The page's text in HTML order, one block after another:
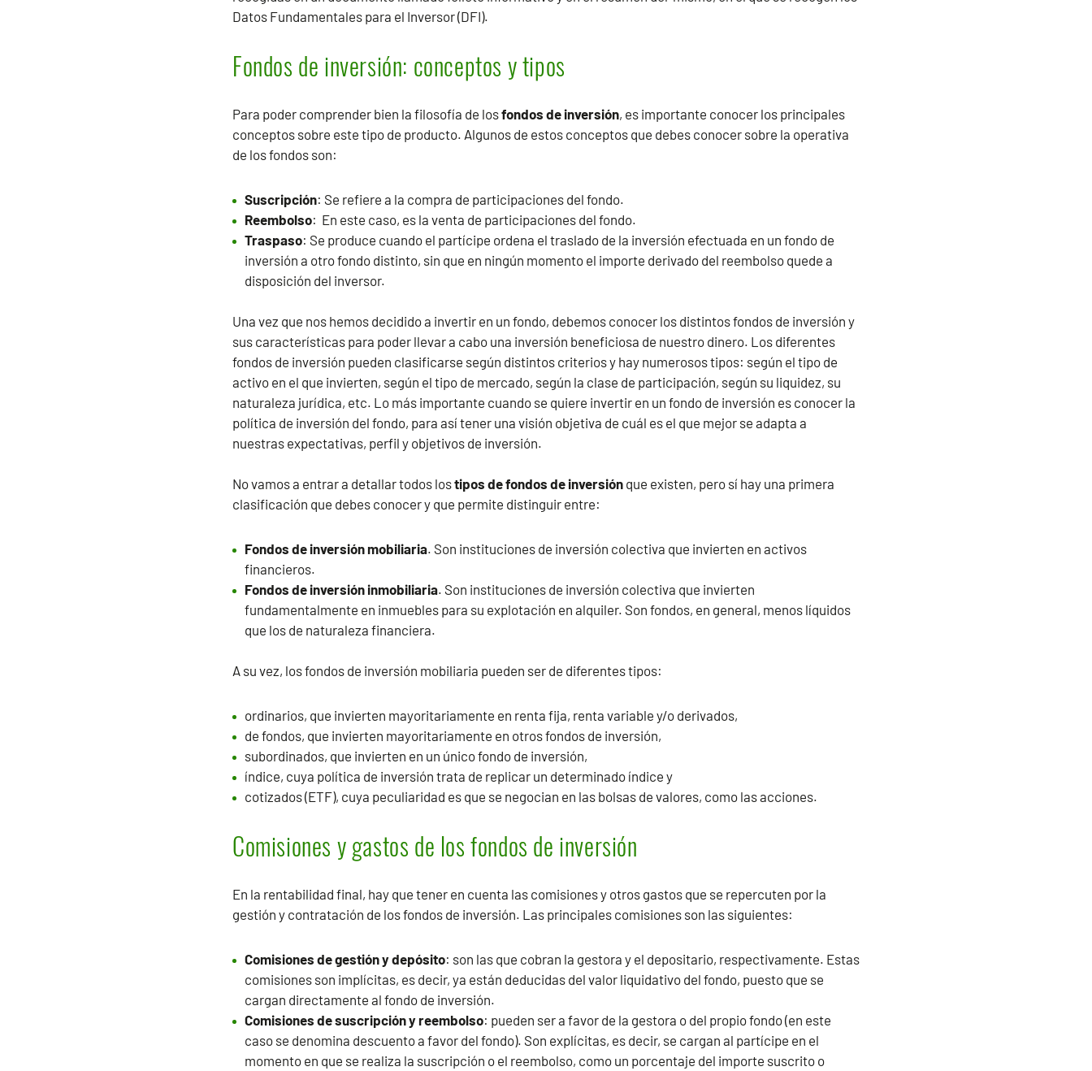
Datos Fundamentales para el Inversor (DFI).
Fondos de inversión: conceptos y tipos
Para poder comprender bien la filosofía de losfondos de inversión, es importante conocer los principales
conceptos sobre este tipo de producto. Algunos de estos conceptos que debes conocer sobre la operativa
de los fondos son:
Suscripción: Se refiere a la compra de participaciones del fondo.
Reembolso: En este caso, es la venta de participaciones del fondo.
Traspaso: Se produce cuando el partícipe ordena el traslado de la inversión efectuada en un fondo de
inversión a otro fondo distinto, sin que en ningún momento el importe derivado del reembolso quede a
disposición del inversor.
Una vez que nos hemos decidido a invertir en un fondo, debemos conocer los distintos fondos de inversión y
sus características para poder llevar a cabo una inversión beneficiosa de nuestro dinero. Los diferentes
fondos de inversión pueden clasificarse según distintos criterios y hay numerosos tipos: según el tipo de
activo en el que invierten, según el tipo de mercado, según la clase de participación, según su liquidez, su
naturaleza jurídica, etc. Lo más importante cuando se quiere invertir en un fondo de inversión es conocer la
política de inversión del fondo, para así tener una visión objetiva de cuál es el que mejor se adapta a
nuestras expectativas, perfil y objetivos de inversión.
No vamos a entrar a detallar todos lostipos de fondos de inversión que existen, pero sí hay una primera
clasificación que debes conocer y que permite distinguir entre:
Fondos de inversión mobiliaria. Son instituciones de inversión colectiva que invierten en activos
financieros.
Fondos de inversión inmobiliaria. Son instituciones de inversión colectiva que invierten
fundamentalmente en inmuebles para su explotación en alquiler. Son fondos, en general, menos líquidos
que los de naturaleza financiera.
A su vez, los fondos de inversión mobiliaria pueden ser de diferentes tipos:
ordinarios, que invierten mayoritariamente en renta fija, renta variable y/o derivados,
de fondos, que invierten mayoritariamente en otros fondos de inversión,
subordinados, que invierten en un único fondo de inversión,
índice, cuya política de inversión trata de replicar un determinado índice y
cotizados (ETF), cuya peculiaridad es que se negocian en las bolsas de valores, como las acciones.
Comisiones y gastos de los fondos de inversión
En la rentabilidad final, hay que tener en cuenta las comisiones y otros gastos que se repercuten por la
gestión y contratación de los fondos de inversión. Las principales comisiones son las siguientes:
Comisiones de gestión y depósito: son las que cobran la gestora y el depositario, respectivamente. Estas
comisiones son implícitas, es decir, ya están deducidas del valor liquidativo del fondo, puesto que se
cargan directamente al fondo de inversión.
Comisiones de suscripción y reembolso: pueden ser a favor de la gestora o del propio fondo (en este
caso se denomina descuento a favor del fondo). Son explícitas, es decir, se cargan al partícipe en el
momento en que se realiza la suscripción o el reembolso, como un porcentaje del importe suscrito o